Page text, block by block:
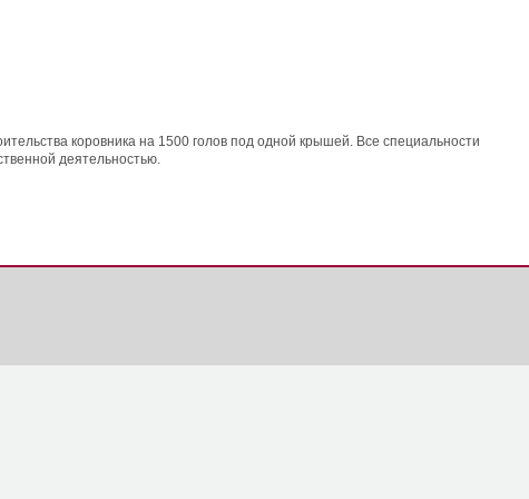
коровника на 1500 голов под одной крышей. Все специальности
деятельностью.